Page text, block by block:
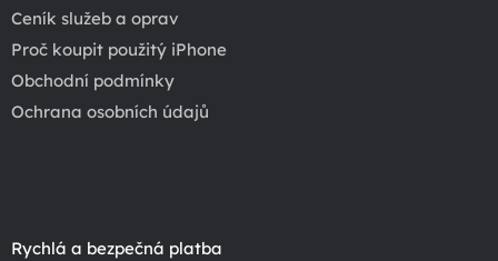
Ceník služeb a oprav
Proč koupit použitý iPhone
Obchodní podmínky
Ochrana osobních údajů
Rychlá a bezpečná platba